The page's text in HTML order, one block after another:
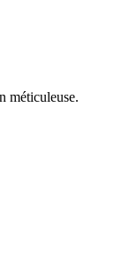
méticuleuse.